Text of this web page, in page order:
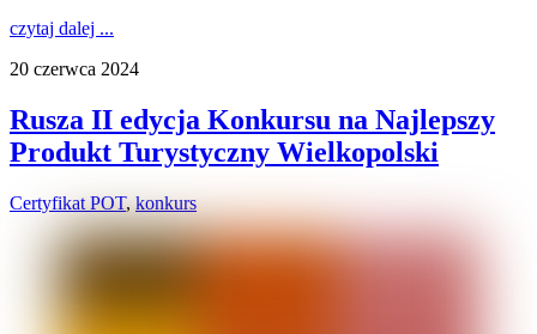
czytaj dalej ...
20 czerwca 2024
Rusza II edycja Konkursu na Najlepszy
Produkt Turystyczny Wielkopolski
Certyfikat POT, konkurs